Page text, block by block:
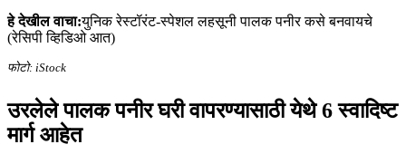
हे देखील वाचा:युनिक रेस्टॉरंट-स्पेशल लहसूनी पालक पनीर कसे बनवायचे
(रेसिपी व्हिडिओ आत)
फोटो: iStock
उरलेले पालक पनीर घरी वापरण्यासाठी येथे 6 स्वादिष्ट
मार्ग आहेत